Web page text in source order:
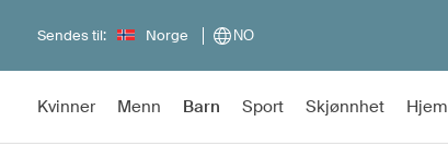
Sendes til: Norge NO
Kvinner Menn Barn Sport Skjønnhet Hjem